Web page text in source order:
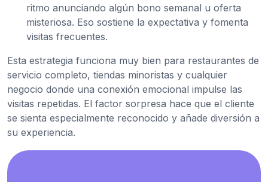
ritmo anunciando algún bono semanal u oferta
misteriosa. Eso sostiene la expectativa y fomenta
visitas frecuentes.
Esta estrategia funciona muy bien para restaurantes de
servicio completo, tiendas minoristas y cualquier
negocio donde una conexión emocional impulse las
visitas repetidas. El factor sorpresa hace que el cliente
se sienta especialmente reconocido y añade diversión a
su experiencia.